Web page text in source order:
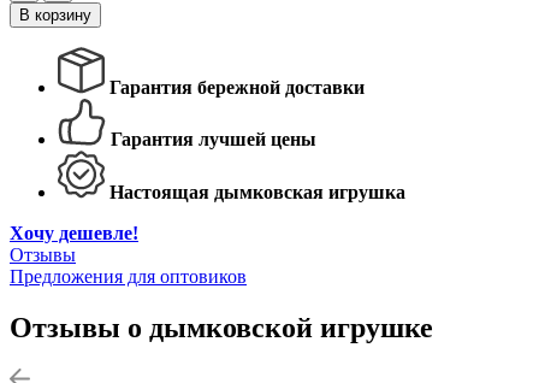
В корзину
Гарантия бережной доставки
Гарантия лучшей цены
Настоящая дымковская игрушка
Хочу дешевле!
Отзывы
Предложения для оптовиков
Отзывы о дымковской игрушке